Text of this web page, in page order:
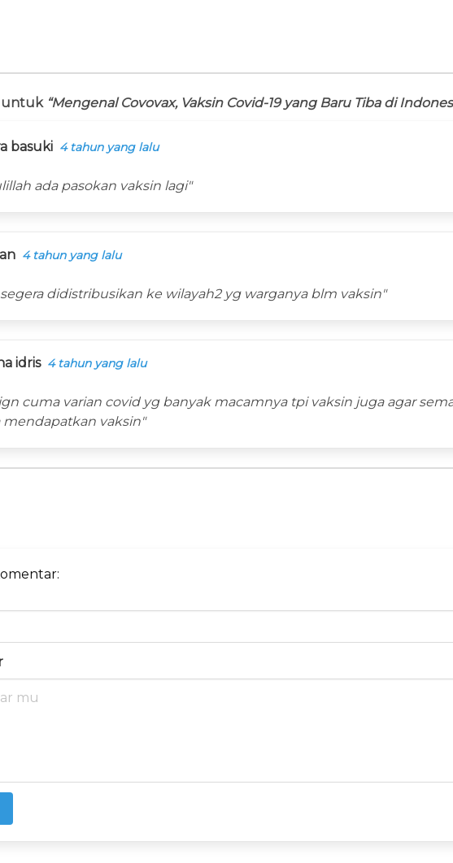
untuk “Mengenal Covovax, Vaksin Covid-19 yang Baru Tiba di
basuki 4 tahun yang lalu
ada pasokan vaksin lagi"
4 tahun yang lalu
didistribusikan ke wilayah2 yg warganya blm vaksin"
idris 4 tahun yang lalu
cuma varian covid yg banyak macamnya tpi vaksin juga agar
mendapatkan vaksin"